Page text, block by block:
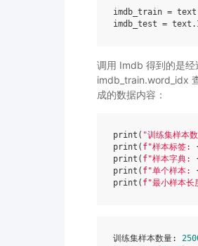
imdb_train = text
imdb_test = text .
调用 Imdb 得到的是
imdb_train.word_idx
成的数据内容：
print ( "训练集样本
print ( f"样本标签:
print ( f"样本字典:
print ( f"单个样本:
print ( f"最小样本
训练集样本数量: